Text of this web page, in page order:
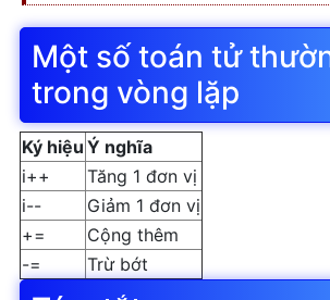
Một số toán tử
trong vòng lặp
Ký hiệu Ý nghĩa
i++
Tăng 1 đơn vị
i--
Giảm 1 đơn vị
+=
Cộng thêm
-=
Trừ bớt